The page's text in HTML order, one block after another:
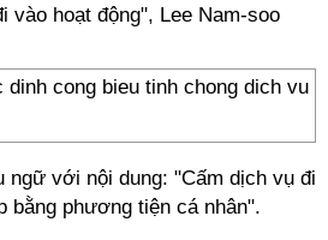
vào hoạt động", Lee Nam-soo
ngữ với nội dung: "Cấm dịch vụ đi
bằng phương tiện cá nhân".